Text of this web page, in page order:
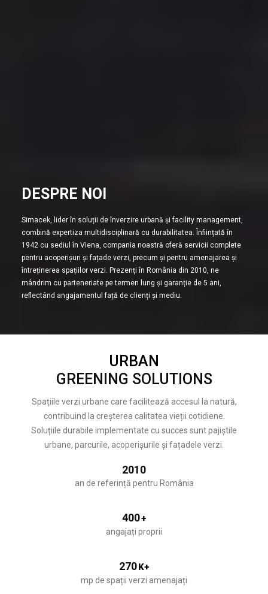
DESPRE NOI
Simacek, lider în soluții de înverzire urbană și facility management,
combină expertiza multidisciplinară cu durabilitatea. Înființată în
1942 cu sediul în Viena, compania noastră oferă servicii complete
pentru acoperișuri și fațade verzi, precum și pentru amenajarea și
întreținerea spațiilor verzi. Prezenți în România din 2010, ne
mândrim cu parteneriate pe termen lung și garanție de 5 ani,
reflectând angajamentul față de clienți și mediu.
URBAN
GREENING SOLUTIONS
Spațiile verzi urbane care facilitează accesul la natură,
contribuind la creșterea calitatea vieții cotidiene.
Soluțiile durabile implementate cu succes sunt pajiștile
urbane, parcurile, acoperișurile și fațadele verzi.
2010
an de referință pentru România
400+
angajați proprii
270K+
mp de spații verzi amenajați